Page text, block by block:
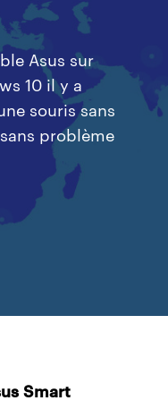
Asus sur
10 il y a
souris sans
problème
Smart